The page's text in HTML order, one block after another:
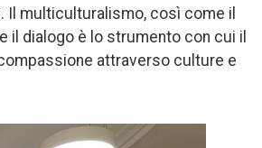
Il multiculturalismo, così come il
il dialogo è lo strumento con cui il
attraverso culture e